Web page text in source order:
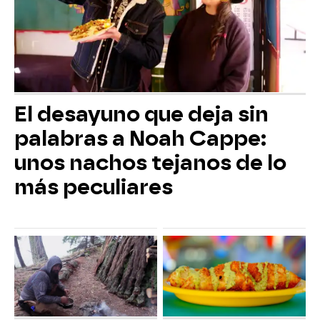
El desayuno que deja sin
palabras a Noah Cappe:
unos nachos tejanos de lo
más peculiares